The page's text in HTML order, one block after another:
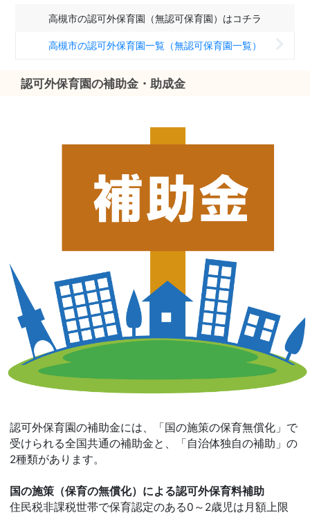
高槻市の認可外保育園（無認可保育園）はコチラ
高槻市の認可外保育園一覧（無認可保育園一覧）
認可外保育園の補助金・助成金
認可外保育園の補助金には、「国の施策の保育無償化」で
受けられる全国共通の補助金と、「自治体独自の補助」の
2種類があります。
国の施策（保育の無償化）による認可外保育料補助
住民税非課税世帯で保育認定のある0～2歳児は月額上限